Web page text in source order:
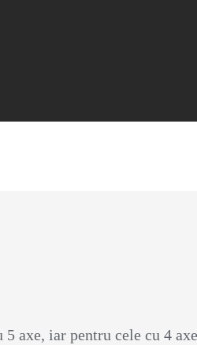
axe, iar pentru cele cu 4